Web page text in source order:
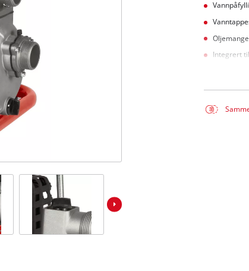
Integrert